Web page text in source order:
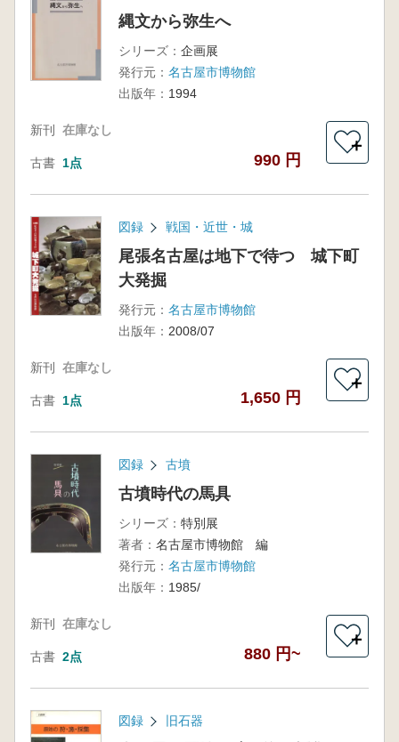
縄文から弥生へ
シリーズ： 企画展
発行元： 名古屋市博物館
出版年： 1994
新刊 在庫なし
古書 1点 990 円
＋
図録 戦国・近世・城
尾張名古屋は地下で待つ 城下町
大発掘
発行元： 名古屋市博物館
出版年： 2008/07
新刊 在庫なし
古書 1点 1,650 円
＋
図録 古墳
古墳時代の馬具
シリーズ： 特別展
著者： 名古屋市博物館 編
発行元： 名古屋市博物館
出版年： 1985/
新刊 在庫なし
古書 2点 880 円~
＋
図録 旧石器